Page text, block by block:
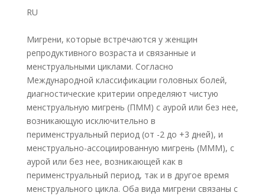
RU
Мигрени, которые встречаются у женщин
репродуктивного возраста и связанные и
менструальными циклами. Согласно
Международной классификации головных болей,
диагностические критерии определяют чистую
менструальную мигрень (ПММ) с аурой или без нее,
возникающую исключительно в
перименструальный период (от -2 до +3 дней), и
менструально-ассоциированную мигрень (МММ), с
аурой или без нее, возникающей как в
перименструальный период, так и в другое время
менструального цикла. Оба вида мигрени связаны с